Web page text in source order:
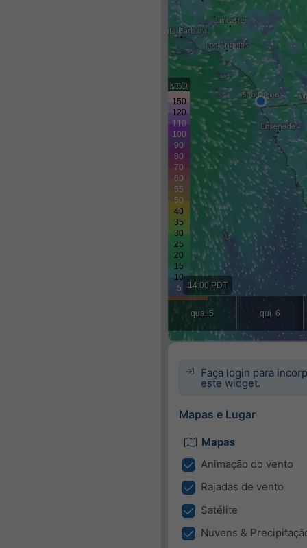
Faça login para
este widget.
Mapas e Lugar
Mapas
Animaçāo do vento
Rajadas de vento
Satélite
Nuvens &